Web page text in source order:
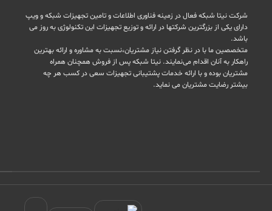
شرکت نیتا شبکه فعال در زمینه فناوری اطلاعات و تامین تجهیزات شبکه و ویپ
دارای یکی از بزرگترین شرکتها در ارائه و توزیع تجهیزات این تکنولوژی به روز می
باشد.
متخصصین ما با در نظر گرفتن نیاز مشتریان،نسبت به مشاوره و ارائه بهترین
راهکار به آنان اقدام می‌نمایند. نیتا شبکه پس از فروش همچنان همراه
مشتریان بوده و با ارائه خدمات پشتیبانی تجهیزات سعی در کسب هر چه
بیشتر رضایت مشتریان می نماید.